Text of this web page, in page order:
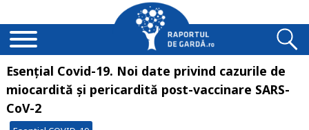
Esențial Covid-19. Noi date privind cazurile de
miocardită și pericardită post-vaccinare SARS-
CoV-2